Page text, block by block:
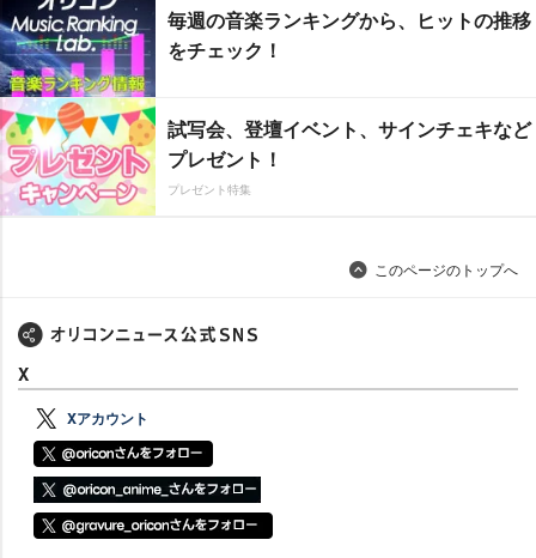
毎週の音楽ランキングから、ヒットの推移
をチェック！
試写会、登壇イベント、サインチェキなど
プレゼント！
プレゼント特集
このページのトップへ
X
Xアカウント